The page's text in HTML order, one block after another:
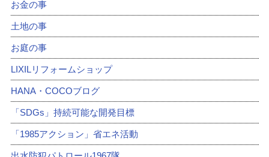
お金の事
土地の事
お庭の事
LIXILリフォームショップ
HANA・COCOブログ
「SDGs」持続可能な開発目標
「1985アクション」省エネ活動